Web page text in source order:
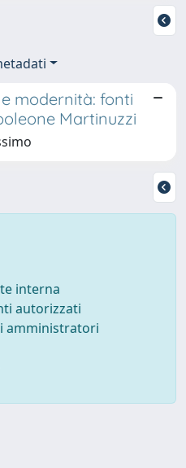
modernità: fonti
Martinuzzi
interna
autorizzati
amministratori